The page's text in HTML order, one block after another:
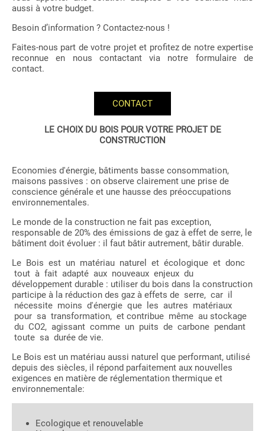
aussi à votre budget.
Besoin d’information ? Contactez-nous !
Faites-nous part de votre projet et profitez de notre expertise
reconnue en nous contactant via notre formulaire de
contact.
CONTACT
LE CHOIX DU BOIS POUR VOTRE PROJET DE
CONSTRUCTION
Economies d'énergie, bâtiments basse consommation,
maisons passives : on observe clairement une prise de
conscience générale et une hausse des préoccupations
environnementales.
Le monde de la construction ne fait pas exception,
responsable de 20% des émissions de gaz à effet de serre, le
bâtiment doit évoluer : il faut bâtir autrement, bâtir durable.
Le Bois est un matériau naturel et écologique et donc
tout à fait adapté aux nouveaux enjeux du
développement durable : utiliser du bois dans la construction
participe à la réduction des gaz à effets de serre, car il
nécessite moins d'énergie que les autres matériaux
pour sa transformation, et contribue même au stockage
du CO2, agissant comme un puits de carbone pendant
toute sa durée de vie.
Le Bois est un matériau aussi naturel que performant, utilisé
depuis des siècles, il répond parfaitement aux nouvelles
exigences en matière de réglementation thermique et
environnementale:
Ecologique et renouvelable